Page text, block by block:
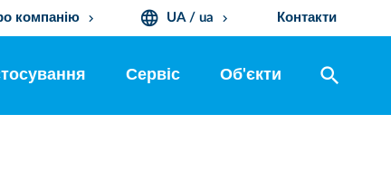
компанію keyboard_arrow_down language UA / ua keyboard_arrow_down Контакти
Сервіс Об'єкти search